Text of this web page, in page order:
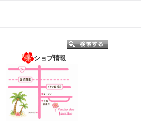
ショプ情報